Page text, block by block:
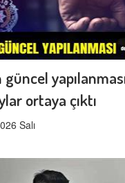
güncel
ortaya çıktı
Salı